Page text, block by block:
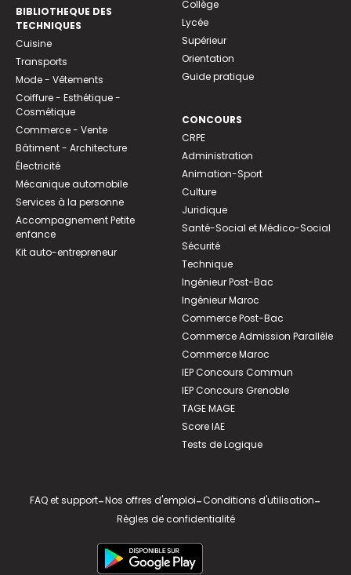
BIBLIOTHEQUE DES
TECHNIQUES
Cuisine
Transports
Mode - Vêtements
Coiffure - Esthétique -
Cosmétique
Commerce - Vente
Bâtiment - Architecture
Électricité
Mécanique automobile
Services à la personne
Accompagnement Petite
enfance
Kit auto-entrepreneur
Collège
Lycée
Supérieur
Orientation
Guide pratique
CONCOURS
CRPE
Administration
Animation-Sport
Culture
Juridique
Santé-Social et Médico-Social
Sécurité
Technique
Ingénieur Post-Bac
Ingénieur Maroc
Commerce Post-Bac
Commerce Admission Parallèle
Commerce Maroc
IEP Concours Commun
IEP Concours Grenoble
TAGE MAGE
Score IAE
Tests de Logique
FAQ et support-Nos offres d'emploi-Conditions d'utilisation-
Règles de confidentialité